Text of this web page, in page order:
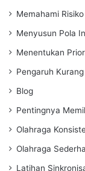
Memahami
Menyusun Pola
Menentukan
Pengaruh
Blog
Pentingnya
Olahraga
Olahraga
Latihan